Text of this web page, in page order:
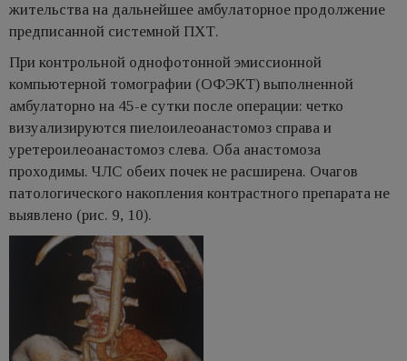
жительства на дальнейшее амбулаторное продолжение
предписанной системной ПХТ.
При контрольной однофотонной эмиссионной
компьютерной томографии (ОФЭКТ) выполненной
амбулаторно на 45-е сутки после операции: четко
визуализируются пиелоилеоанастомоз справа и
уретероилеоанастомоз слева. Оба анастомоза
проходимы. ЧЛС обеих почек не расширена. Очагов
патологического накопления контрастного препарата не
выявлено (рис. 9, 10).